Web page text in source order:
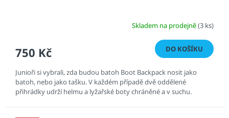
Skladem na prodejně(3 ks)
750 Kč DO KOŠÍKU
Junioři si vybrali, zda budou batoh Boot Backpack nosit jako
batoh, nebo jako tašku. V každém případě dvě oddělené
přihrádky udrží helmu a lyžařské boty chráněné a v suchu.